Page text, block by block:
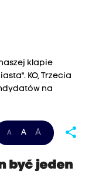
klapie
KO, Trzecia
na
A A A share
być jeden